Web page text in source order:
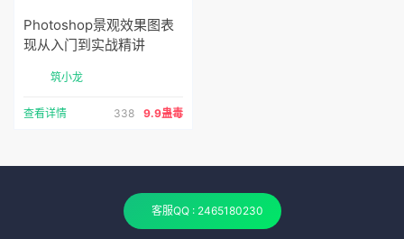
Photoshop景观效果图表
现从入门到实战精讲
筑小龙
查看详情 338 9.9蛊毒
客服QQ : 2465180230